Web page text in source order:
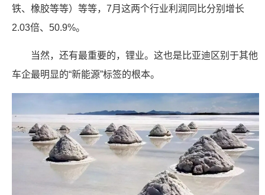
铁、橡胶等等）等等，7月这两个行业利润同比分别增长
2.03倍、50.9%。
当然，还有最重要的，锂业。这也是比亚迪区别于其他
车企最明显的“新能源”标签的根本。